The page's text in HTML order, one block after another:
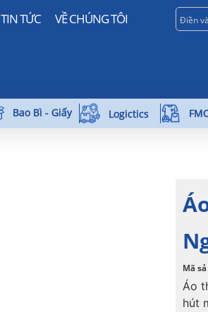
TIN TỨC VỀ CHÚNG TÔI
Bao Bì - Giấy Logictics
Mã
Áo
hút